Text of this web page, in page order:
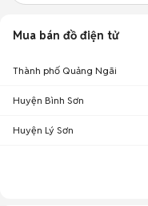
Mua bán đồ điện tử
Thành phố Quảng Ngãi
Huyện Bình Sơn
Huyện Lý Sơn